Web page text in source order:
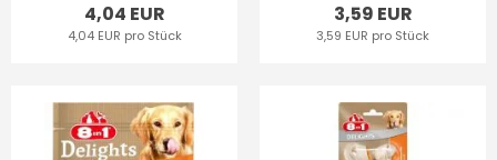
4,04 EUR
4,04 EUR pro Stück
3,59 EUR
3,59 EUR pro Stück